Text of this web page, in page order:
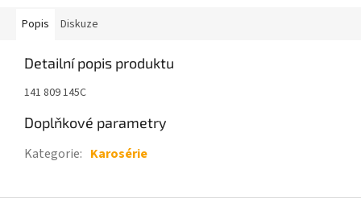
Popis Diskuze
Detailní popis produktu
141 809 145C
Doplňkové parametry
Kategorie: Karosérie